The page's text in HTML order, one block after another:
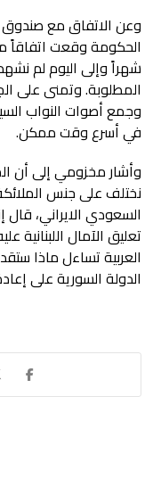
وعن الاتفاق مع صندوق
شهراً وإلى اليوم لم
المطلوبة. وتمنى على
وجمع أصوات النواب
في أسرع وقت ممكن.
وأشار مخزومي إلى أن
نختلف على جنس
السعودي الايراني،
تعليق الآمال
العربية تساءل ماذا
الدولة السورية على